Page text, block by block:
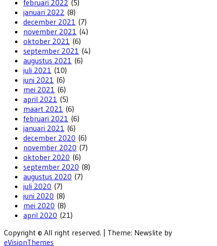
februari 2022 (5)
januari 2022 (8)
december 2021 (7)
november 2021 (4)
oktober 2021 (6)
september 2021 (4)
augustus 2021 (6)
juli 2021 (10)
juni 2021 (6)
mei 2021 (6)
april 2021 (5)
maart 2021 (6)
februari 2021 (6)
januari 2021 (6)
december 2020 (6)
november 2020 (7)
oktober 2020 (6)
september 2020 (8)
augustus 2020 (7)
juli 2020 (7)
juni 2020 (8)
mei 2020 (8)
april 2020 (21)
Copyright © All right reserved.
Theme: Newslite by
eVisionThemes